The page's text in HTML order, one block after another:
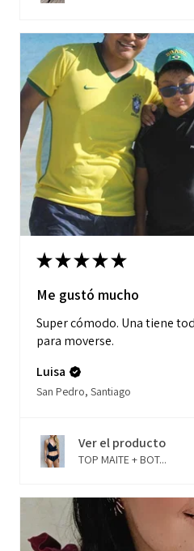
★★★★★
Me gustó mucho
Super cómodo. Una tiene
para moverse.
Luisa
San Pedro, Santiago
Ver el producto
TOP MAITE + BOT...